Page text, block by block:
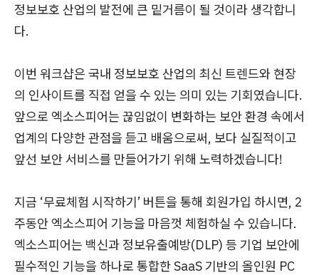
정보보호 산업의 발전에 큰 밑거름이 될 것이라 생각합니
다.
이번 워크샵은 국내 정보보호 산업의 최신 트렌드와 현장
의 인사이트를 직접 얻을 수 있는 의미 있는 기회였습니다.
앞으로 엑소스피어는 끊임없이 변화하는 보안 환경 속에서
업계의 다양한 관점을 듣고 배움으로써, 보다 실질적이고
앞선 보안 서비스를 만들어가기 위해 노력하겠습니다!
지금 ‘무료체험 시작하기’ 버튼을 통해 회원가입 하시면, 2
주동안 엑소스피어 기능을 마음껏 체험하실 수 있습니다.
엑소스피어는 백신과 정보유출예방(DLP) 등 기업 보안에
필수적인 기능을 하나로 통합한 SaaS 기반의 올인원 PC